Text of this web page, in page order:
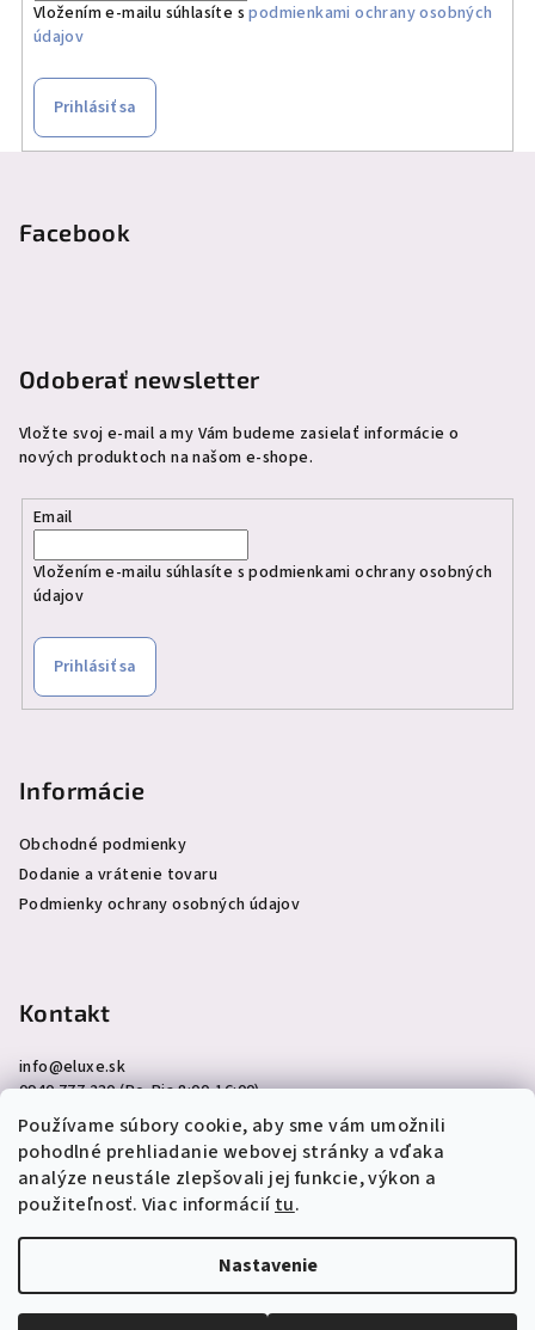
Používame súbory cookie, aby sme vám umožnili
pohodlné prehliadanie webovej stránky a vďaka
analýze neustále zlepšovali jej funkcie, výkon a
použiteľnosť. Viac informáciítu.
Nastavenie
Vložením e-mailu súhlasíte spodmienkami ochrany osobných
údajov
Prihlásiť sa
Facebook
Odoberať newsletter
Vložte svoj e-mail a my Vám budeme zasielať informácie o
nových produktoch na našom e-shope.
Email
Vložením e-mailu súhlasíte spodmienkami ochrany osobných
údajov
Prihlásiť sa
Informácie
Obchodné podmienky
Dodanie a vrátenie tovaru
Podmienky ochrany osobných údajov
Kontakt
info@eluxe.sk
0940 777 230 (Po-Pia 8:00-16:00)
Copyright 2026eLuxe.sk. Všetky práva vyhradené.Upraviť
nastavenie cookies
Vytvoril Shoptet